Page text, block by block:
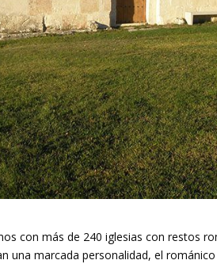
con más de 240 iglesias con restos
una marcada personalidad, el